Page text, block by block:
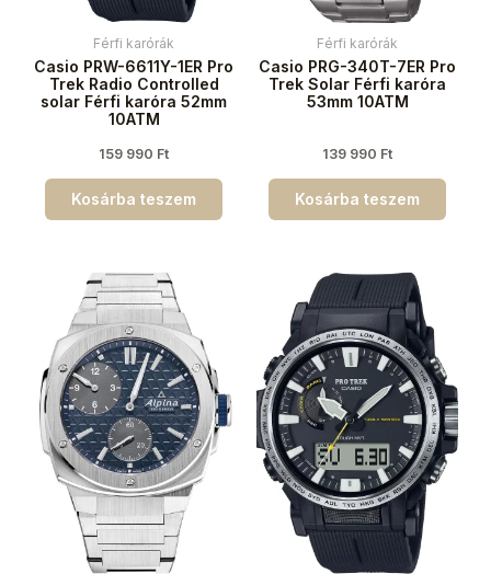
Férfi karórák
Casio PRW-6611Y-1ER Pro
Trek Radio Controlled
solar Férfi karóra 52mm
10ATM
159 990 Ft
Kosárba teszem
Férfi karórák
Casio PRG-340T-7ER Pro
Trek Solar Férfi karóra
53mm 10ATM
139 990 Ft
Kosárba teszem